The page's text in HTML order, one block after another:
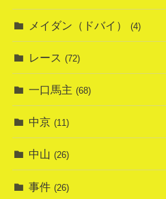
メイダン（ドバイ） (4)
レース (72)
一口馬主 (68)
中京 (11)
中山 (26)
事件 (26)